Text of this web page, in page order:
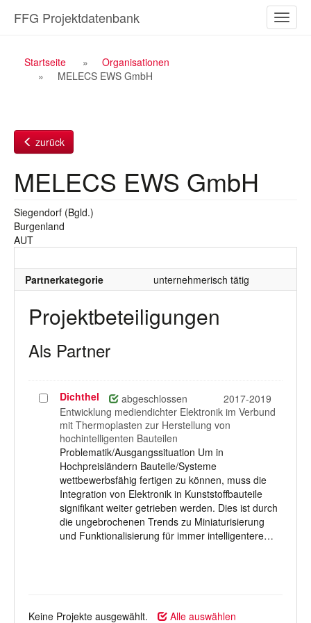
Inhalt
ein-/
FFG Projektdatenbank
Breadcrumb
Navigation
Startseite
Organisationen
MELECS EWS GmbH
zurück
MELECS EWS GmbH
Siegendorf (Bgld.)
Burgenland
AUT
Partnerkategorie unternehmerisch tätig
Projektbeteiligungen
Als Partner
Projekt
auswählen
Dichthel abgeschlossen
2017-2019
Entwicklung mediendichter Elektronik im Verbund
mit Thermoplasten zur Herstellung von
hochintelligenten Bauteilen
Problematik/Ausgangssituation Um in
Hochpreisländern Bauteile/Systeme
wettbewerbsfähig fertigen zu können, muss die
Integration von Elektronik in Kunststoffbauteile
signifikant weiter getrieben werden. Dies ist durch
die ungebrochenen Trends zu Miniaturisierung
und Funktionalisierung für immer intelligentere…
Keine Projekte ausgewählt. Alle auswählen